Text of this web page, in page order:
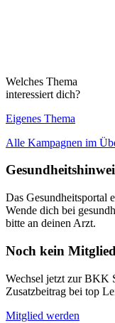
Welches Thema
interessiert dich?
Eigenes Thema
Alle Kampagnen im
Das Gesundheitsportal
Wende dich bei
bitte an deinen Arzt.
Noch kein
Wechsel jetzt zur BKK
Zusatzbeitrag bei top
Mitglied werden